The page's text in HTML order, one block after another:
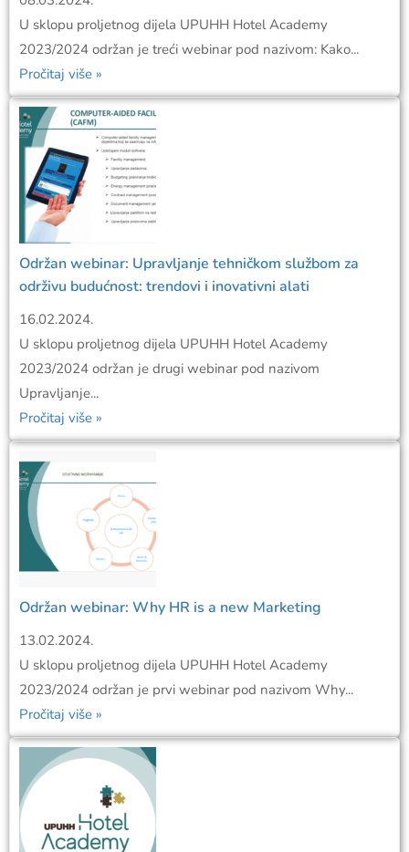
U sklopu proljetnog dijela UPUHH Hotel Academy
2023/2024 održan je treći webinar pod nazivom: Kako...
Pročitaj više »
Održan webinar: Upravljanje tehničkom službom za
održivu budućnost: trendovi i inovativni alati
16.02.2024.
U sklopu proljetnog dijela UPUHH Hotel Academy
2023/2024 održan je drugi webinar pod nazivom
Upravljanje...
Pročitaj više »
Održan webinar: Why HR is a new Marketing
13.02.2024.
U sklopu proljetnog dijela UPUHH Hotel Academy
2023/2024 održan je prvi webinar pod nazivom Why...
Pročitaj više »